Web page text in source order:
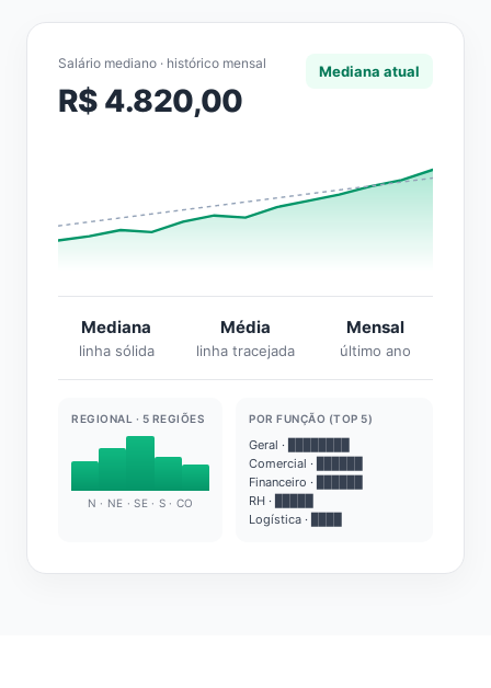
Salário mediano · histórico mensal
R$ 4.820,00
Mediana atual
Mediana
linha sólida
Média
linha tracejada
Mensal
último ano
REGIONAL · 5 REGIÕES
N · NE · SE · S · CO
POR FUNÇÃO (TOP 5)
Geral · ████████
Comercial · ██████
Financeiro · ██████
RH · █████
Logística · ████